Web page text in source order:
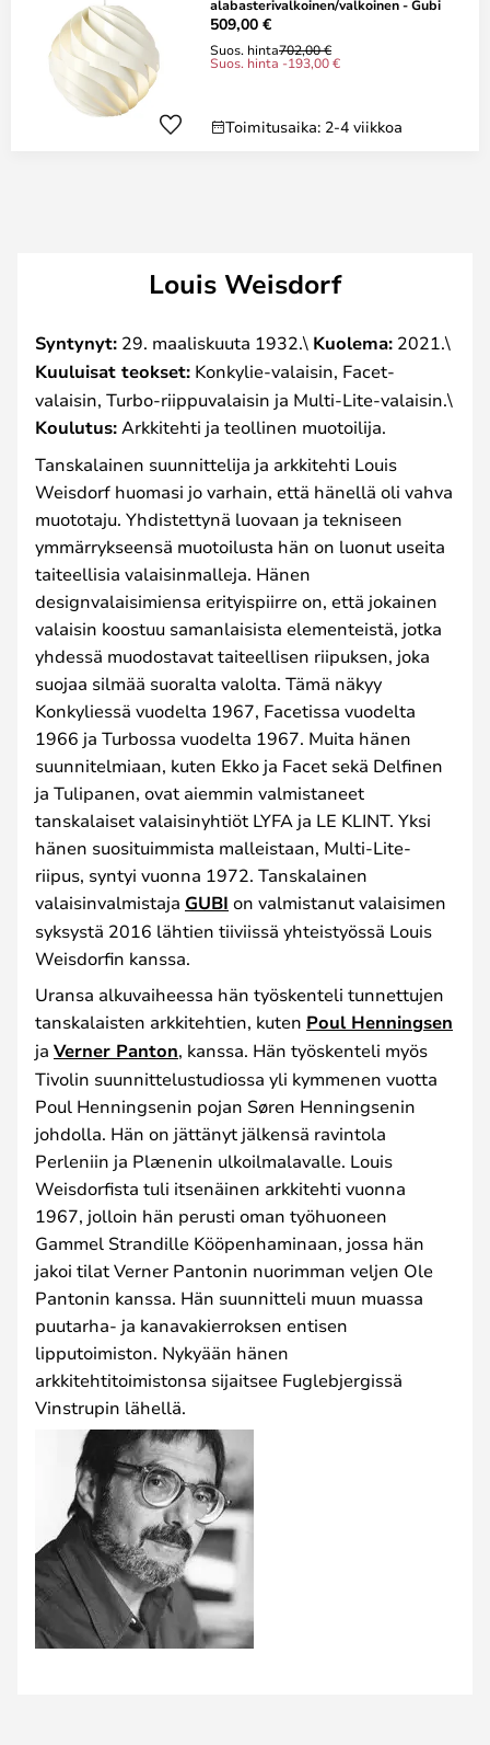
alabasterivalkoinen/valkoinen - Gubi
509,00 €
Suos. hinta702,00 €
Suos. hinta -193,00 €
Toimitusaika: 2-4 viikkoa
Louis Weisdorf
Syntynyt: 29. maaliskuuta 1932.\ Kuolema: 2021.\
Kuuluisat teokset: Konkylie-valaisin, Facet-
valaisin, Turbo-riippuvalaisin ja Multi-Lite-valaisin.\
Koulutus: Arkkitehti ja teollinen muotoilija.
Tanskalainen suunnittelija ja arkkitehti Louis
Weisdorf huomasi jo varhain, että hänellä oli vahva
muototaju. Yhdistettynä luovaan ja tekniseen
ymmärrykseensä muotoilusta hän on luonut useita
taiteellisia valaisinmalleja. Hänen
designvalaisimiensa erityispiirre on, että jokainen
valaisin koostuu samanlaisista elementeistä, jotka
yhdessä muodostavat taiteellisen riipuksen, joka
suojaa silmää suoralta valolta. Tämä näkyy
Konkyliessä vuodelta 1967, Facetissa vuodelta
1966 ja Turbossa vuodelta 1967. Muita hänen
suunnitelmiaan, kuten Ekko ja Facet sekä Delfinen
ja Tulipanen, ovat aiemmin valmistaneet
tanskalaiset valaisinyhtiöt LYFA ja LE KLINT. Yksi
hänen suosituimmista malleistaan, Multi-Lite-
riipus, syntyi vuonna 1972. Tanskalainen
valaisinvalmistaja GUBI on valmistanut valaisimen
syksystä 2016 lähtien tiiviissä yhteistyössä Louis
Weisdorfin kanssa.
Uransa alkuvaiheessa hän työskenteli tunnettujen
tanskalaisten arkkitehtien, kuten Poul Henningsen
ja Verner Panton, kanssa. Hän työskenteli myös
Tivolin suunnittelustudiossa yli kymmenen vuotta
Poul Henningsenin pojan Søren Henningsenin
johdolla. Hän on jättänyt jälkensä ravintola
Perleniin ja Plænenin ulkoilmalavalle. Louis
Weisdorfista tuli itsenäinen arkkitehti vuonna
1967, jolloin hän perusti oman työhuoneen
Gammel Strandille Kööpenhaminaan, jossa hän
jakoi tilat Verner Pantonin nuorimman veljen Ole
Pantonin kanssa. Hän suunnitteli muun muassa
puutarha- ja kanavakierroksen entisen
lipputoimiston. Nykyään hänen
arkkitehtitoimistonsa sijaitsee Fuglebjergissä
Vinstrupin lähellä.